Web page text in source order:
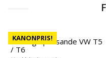
KANONPRIS!
Takbåge passande VW T5
/ T6